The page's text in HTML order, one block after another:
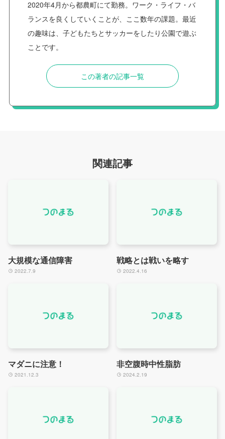
2020年4月から都農町にて勤務。ワーク・ライフ・バ
ランスを良くしていくことが、ここ数年の課題。最近
の趣味は、子どもたちとサッカーをしたり公園で遊ぶ
ことです。
この著者の記事一覧
関連記事
大規模な通信障害
2022.7.9
戦略とは戦いを略す
2022.4.16
マダニに注意！
2021.12.3
非空腹時中性脂肪
2024.2.19